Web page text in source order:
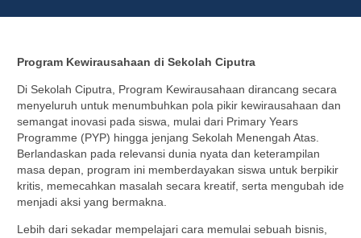
Program Kewirausahaan di Sekolah Ciputra
Di Sekolah Ciputra, Program Kewirausahaan dirancang secara
menyeluruh untuk menumbuhkan pola pikir kewirausahaan dan
semangat inovasi pada siswa, mulai dari Primary Years
Programme (PYP) hingga jenjang Sekolah Menengah Atas.
Berlandaskan pada relevansi dunia nyata dan keterampilan
masa depan, program ini memberdayakan siswa untuk berpikir
kritis, memecahkan masalah secara kreatif, serta mengubah ide
menjadi aksi yang bermakna.
Lebih dari sekadar mempelajari cara memulai sebuah bisnis,